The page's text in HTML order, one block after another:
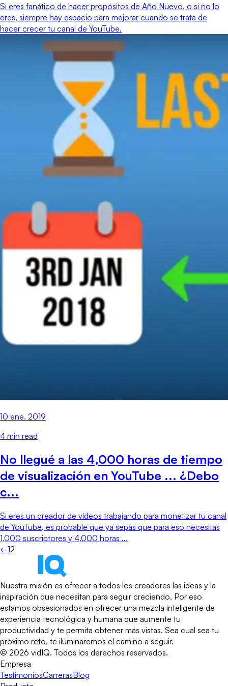
Si eres fanático de hacer propósitos de Año Nuevo, o si no lo
eres, siempre hay espacio para mejorar cuando se trata de
hacer crecer tu canal de YouTube.
10 ene. 2019
4 min read
No llegué a las 4,000 horas de tiempo
de visualización en YouTube ... ¿Debo
c...
Si eres un creador de vídeos trabajando para monetizar tu canal
de YouTube, es probable que ya sepas que para eso necesitas
1,000 suscriptores y 4,000 horas ...
←12
Nuestra misión es ofrecer a todos los creadores las ideas y la
inspiración que necesitan para seguir creciendo. Por eso
estamos obsesionados en ofrecer una mezcla inteligente de
experiencia tecnológica y humana que aumente tu
productividad y te permita obtener más vistas. Sea cual sea tu
próximo reto, te iluminaremos el camino a seguir.
© 2026 vidIQ. Todos los derechos reservados.
Empresa
TestimoniosCarrerasBlog